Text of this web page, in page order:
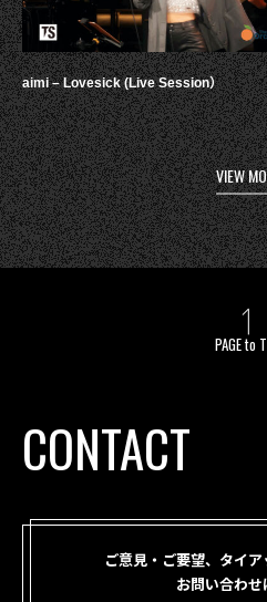
aimi – Lovesick (Live Session）
VIEW
PAGE to
CONTACT
ご意見・ご要望、タイ
お問い合わせ